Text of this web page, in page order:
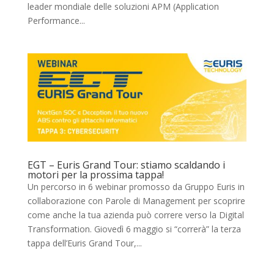
leader mondiale delle soluzioni APM (Application
Performance...
EGT – Euris Grand Tour: stiamo scaldando i
motori per la prossima tappa!
Un percorso in 6 webinar promosso da Gruppo Euris in
collaborazione con Parole di Management per scoprire
come anche la tua azienda può correre verso la Digital
Transformation. Giovedì 6 maggio si “correrà” la terza
tappa dell’Euris Grand Tour,...